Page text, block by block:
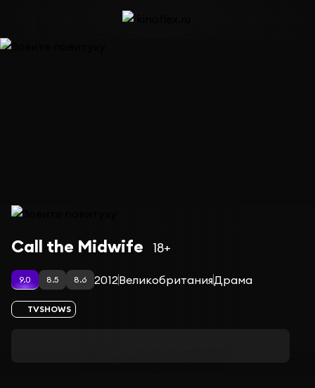
Сериал Зовите повитуху — сезон 13
Call the Midwife 18+
9.0 8.5 8.6 2012ВеликобританияДрама
TVSHOWS